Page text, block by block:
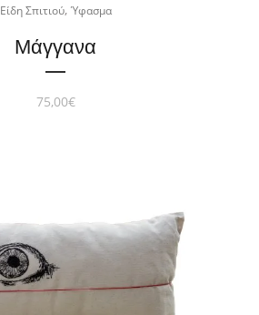
Είδη Σπιτιού, Ύφασμα
Μάγγανα
75,00€